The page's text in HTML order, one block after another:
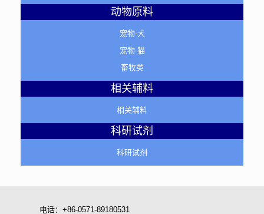
动物原料
宠物-犬
宠物-猫
畜牧类
相关辅料
相关辅料
科研试剂
科研试剂
电话：+86-0571-89180531